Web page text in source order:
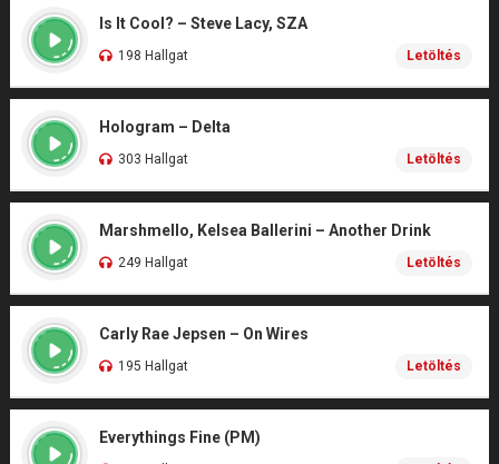
Is It Cool? – Steve Lacy, SZA
198 Hallgat Letöltés
Hologram – Delta
303 Hallgat Letöltés
Marshmello, Kelsea Ballerini – Another Drink
249 Hallgat Letöltés
Carly Rae Jepsen – On Wires
195 Hallgat Letöltés
Everythings Fine (PM)